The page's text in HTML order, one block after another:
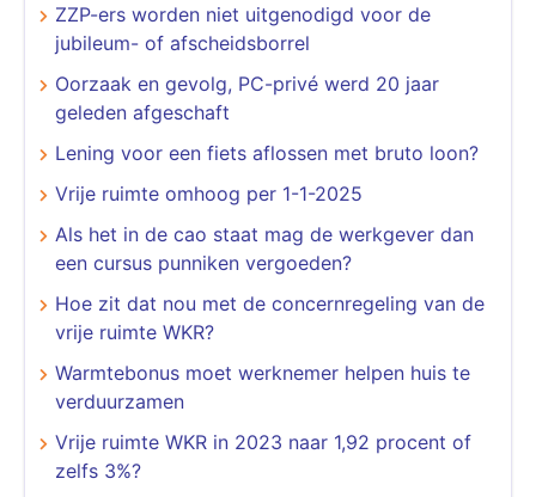
​​​​​​​ZZP-ers worden niet uitgenodigd voor de
jubileum- of afscheidsborrel
Oorzaak en gevolg, PC-privé werd 20 jaar
geleden afgeschaft
Lening voor een fiets aflossen met bruto loon?
Vrije ruimte omhoog per 1-1-2025
Als het in de cao staat mag de werkgever dan
een cursus punniken vergoeden?
Hoe zit dat nou met de concernregeling van de
vrije ruimte WKR?
Warmtebonus moet werknemer helpen huis te
verduurzamen
Vrije ruimte WKR in 2023 naar 1,92 procent of
zelfs 3%?